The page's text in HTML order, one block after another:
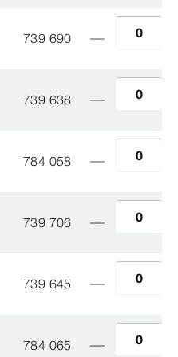
739 690
739 638
784 058
739 706
739 645
784 065